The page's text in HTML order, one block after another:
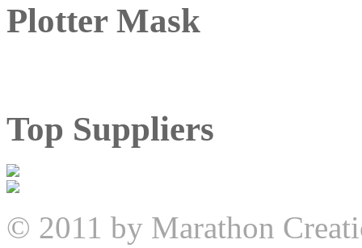
Plotter Mask
Top Suppliers
© 2011 by Marathon